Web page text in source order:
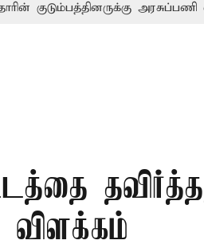
குடும்பத்தினருக்கு அரசுப்பணி